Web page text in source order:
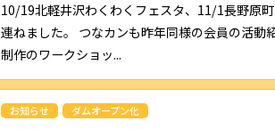
10/19北軽井沢わくわくフェスタ、11/1長野原
連ねました。 つなカンも昨年同様の会員の活
制作のワークショッ...
お知らせ ダムオープン化